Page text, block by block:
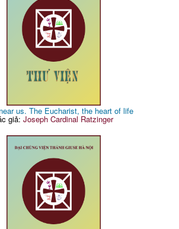
us. The Eucharist, the heart of life
giả:Joseph Cardinal Ratzinger